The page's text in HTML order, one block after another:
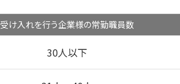
受け入れを行う企業様の常勤職員数
30人以下